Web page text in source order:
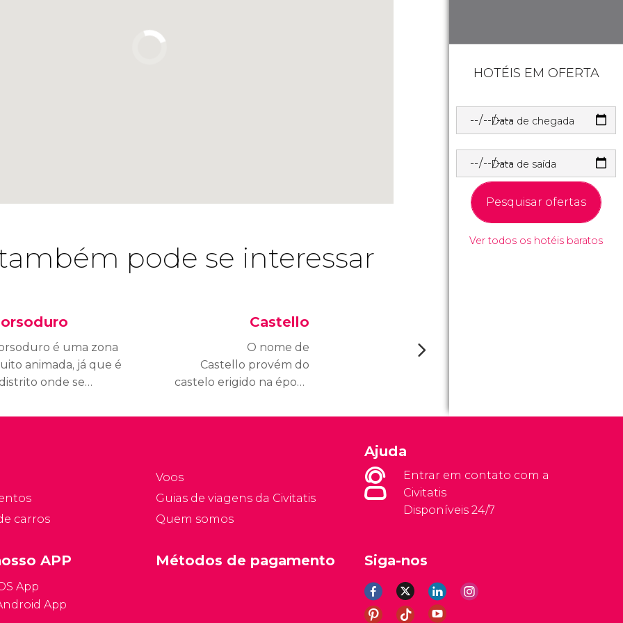
pode se interessar
é uma zona
animada, já que é
onde se
universitários.
Castello
O nome de
Castello provém do
castelo erigido na época
bairro é ocupada pelo
HOTÉIS EM OFERTA
Data de chegada
Data de saída
Pesquisar ofertas
Ver todos os hotéis baratos
carros
Voos
Guias de viagens da Civitatis
Quem somos
Ajuda
Entrar em contato com a
Civitatis
Disponíveis 24/7
Siga-nos
APP
App
App
Métodos de pagamento